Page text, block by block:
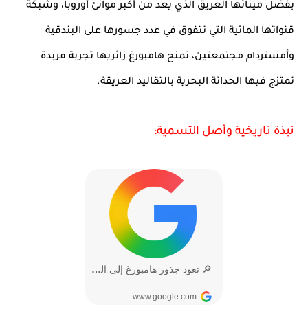
بفضل مينائها العريق الذي يعد من أكبر موانئ أوروبا، وشبكة
قنواتها المائية التي تتفوق في عدد جسورها على البندقية
وأمستردام مجتمعتين، تمنح هامبورغ زائريها تجربة فريدة
تمتزج فيها الحداثة البحرية بالتقاليد العريقة.
نبذة تاريخية وأصل التسمية: